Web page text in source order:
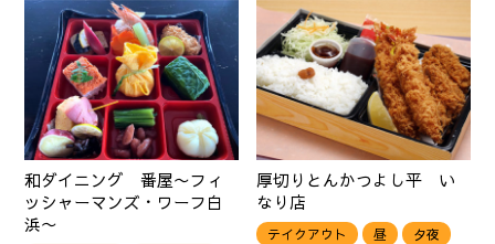
和ダイニング 番屋〜フィ
ッシャーマンズ・ワーフ白
浜〜
厚切りとんかつよし平 い
なり店
テイクアウト 昼 夕夜